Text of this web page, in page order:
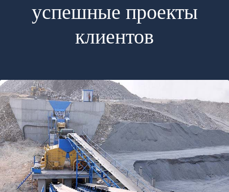
успешные проекты
клиентов